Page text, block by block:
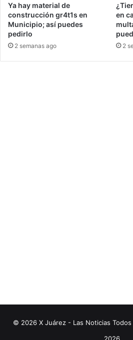
Ya hay material de
construcción gr4t1s en
Municipio; así puedes
pedirlo
2 semanas ago
en
2
© 2026 X Juárez - Las Noticias